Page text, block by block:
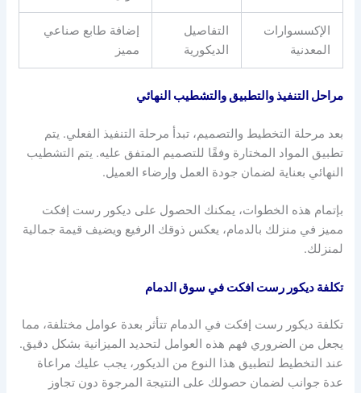
الإكسسوارات
المعدنية
التفاصيل
الديكورية
إضافة طابع صناعي
مميز
مراحل التنفيذ والتطبيق والتشطيب النهائي
بعد مرحلة التخطيط والتصميم، تبدأ مرحلة التنفيذ الفعلي. يتم
تطبيق المواد المختارة وفقًا للتصميم المتفق عليه. يتم التشطيب
النهائي بعناية لضمان جودة العمل وإرضاء العميل.
بإتمام هذه الخطوات، يمكنك الحصول على ديكور رست إفكت
مميز في منزلك بالدمام، يعكس ذوقك الرفيع ويضيف قيمة جمالية
لمنزلك.
تكلفة ديكور رست افكت في سوق الدمام
تكلفة ديكور رست إفكت في الدمام تتأثر بعدة عوامل مختلفة، مما
يجعل من الضروري فهم هذه العوامل لتحديد الميزانية بشكل دقيق.
عند التخطيط لتطبيق هذا النوع من الديكور، يجب عليك مراعاة
عدة جوانب لضمان حصولك على النتيجة المرجوة دون تجاوز